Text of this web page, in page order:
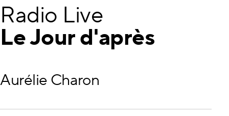
Radio Live
Le Jour d'après
Aurélie Charon